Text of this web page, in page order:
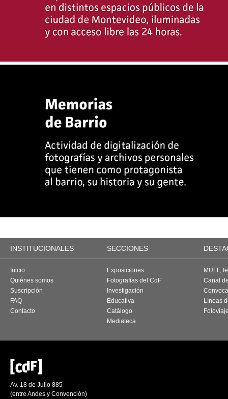
INSTITUCIONALES SECCIONES
Inicio
Quiénes somos
Suscripción
FAQ
Contacto
Exposiciones
Fotografías del CdF
Investigación
Educativa
Catálogo
Mediateca
MUFF,
Canal
Líneas
Av. 18 de Julio 885
(entre Andes y Convención)